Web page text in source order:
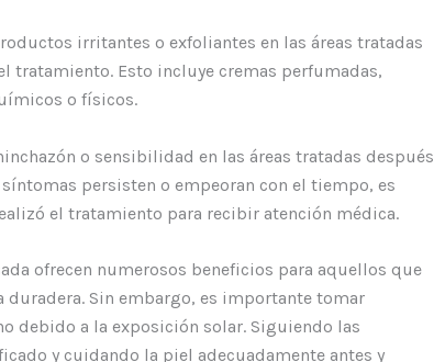
irritantes o exfoliantes en las áreas tratadas
tratamiento. Esto incluye cremas perfumadas,
o físicos.
o sensibilidad en las áreas tratadas después
persisten o empeoran con el tiempo, es
el tratamiento para recibir atención médica.
ofrecen numerosos beneficios para aquellos que
duradera. Sin embargo, es importante tomar
debido a la exposición solar. Siguiendo las
y cuidando la piel adecuadamente antes y